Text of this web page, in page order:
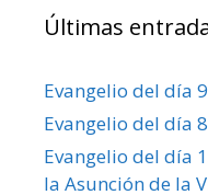
Últimas
Evangelio del día
Evangelio del día
Evangelio del día
la Asunción de la